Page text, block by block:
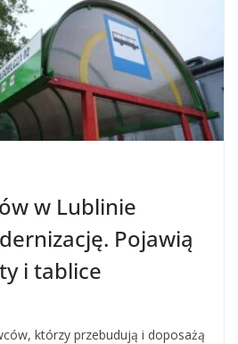
w Lublinie
Pojawią
i tablice
którzy przebudują i doposażą